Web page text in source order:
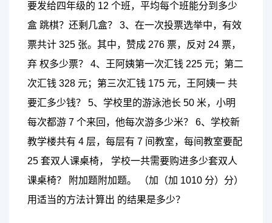
要发给四年级的 12 个班，平均每个班能分到多少
盒 跳棋？还剩几盒？ 3、在一次投票选举中，有效
票共计 325 张。其中，赞成 276 票，反对 24 票，
弃 权多少票？ 4、王阿姨第一次汇钱 225 元；第二
次汇钱 328 元；第三次汇钱 175 元，王阿姨一 共
要汇多少钱？ 5、学校里的游泳池长 50 米，小明
每次都游 7 个来回，他每次游多少米？ 6、学校新
教学楼共有 4 层，每层有 7 间教室，每间教室要配
25 套双人课桌椅， 学校一共需要购进多少套双人
课桌椅？ 附加题附加题。 （加（加 1010 分）分）
用适当的方法计算出 的结果是多少？